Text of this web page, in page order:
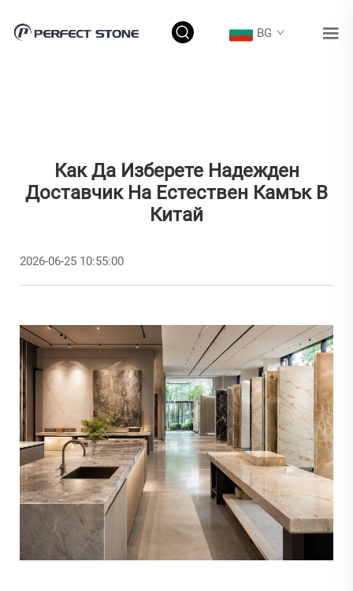
BG
Как Да Изберете Надежден
Доставчик На Естествен Камък В
Китай
2026-06-25 10:55:00